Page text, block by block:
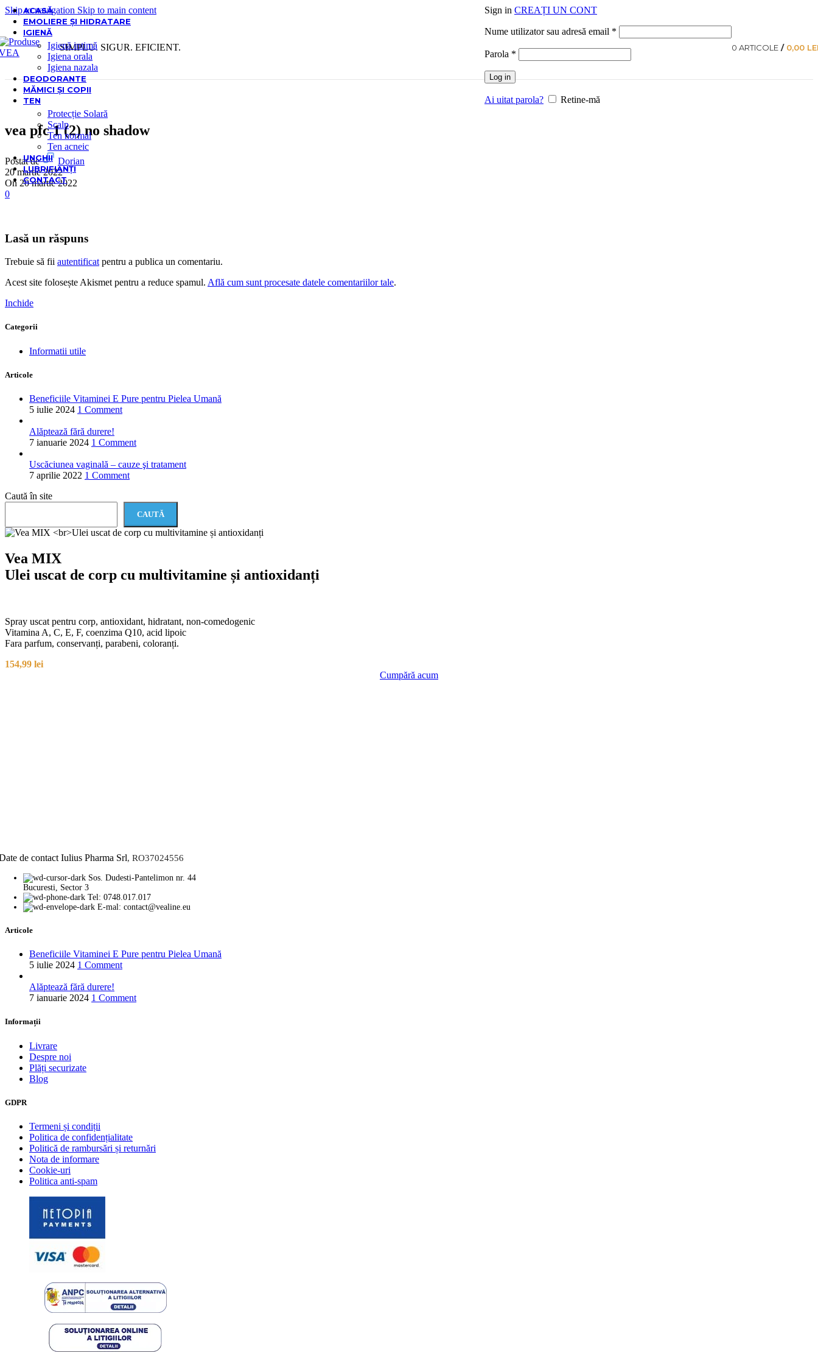
Skip to navigation Skip to main content
SIMPLU. SIGUR. EFICIENT.
Sign in CREAȚI UN CONT
Nume utilizator sau adresă email *
Parola *
Log in
Ai uitat parola? Retine-mă
0 ARTICOLE / 0,00
ACASĂ
EMOLIERE ȘI HIDRATARE
IGIENĂ
Igienă intimă
Igiena orala
Igiena nazala
DEODORANTE
MĂMICI ȘI COPII
TEN
Protecție Solară
Scalp
Ten normal
Ten acneic
UNGHII
LUBRIFIANȚI
CONTACT
vea pfc 1 (2) no shadow
Postat de
Dorian
20 martie 2022
On 20 martie 2022
0
Lasă un răspuns
Trebuie să fii autentificat pentru a publica un comentariu.
Acest site folosește Akismet pentru a reduce spamul. Află cum sunt procesate datele comentariilor tale.
Inchide
Categorii
Informatii utile
Articole
Beneficiile Vitaminei E Pure pentru Pielea Umană
5 iulie 2024 1 Comment
Alăptează fără durere!
7 ianuarie 2024 1 Comment
Uscăciunea vaginală – cauze şi tratament
7 aprilie 2022 1 Comment
Caută în site
CAUTĂ
Vea MIX
Ulei uscat de corp cu multivitamine și antioxidanți
Spray uscat pentru corp, antioxidant, hidratant, non-comedogenic
Vitamina A, C, E, F, coenzima Q10, acid lipoic
Fara parfum, conservanți, parabeni, coloranți.
154,99 lei
Cumpără acum
de contact Iulius Pharma Srl, RO37024556
Sos. Dudesti-Pantelimon nr. 44
Bucuresti, Sector 3
Tel: 0748.017.017
E-mal: contact@vealine.eu
Articole
Beneficiile Vitaminei E Pure pentru Pielea Umană
5 iulie 2024 1 Comment
Alăptează fără durere!
7 ianuarie 2024 1 Comment
Informații
Livrare
Despre noi
Plăți securizate
Blog
GDPR
Termeni și condiții
Politica de confidențialitate
Politică de rambursări și returnări
Nota de informare
Cookie-uri
Politica anti-spam